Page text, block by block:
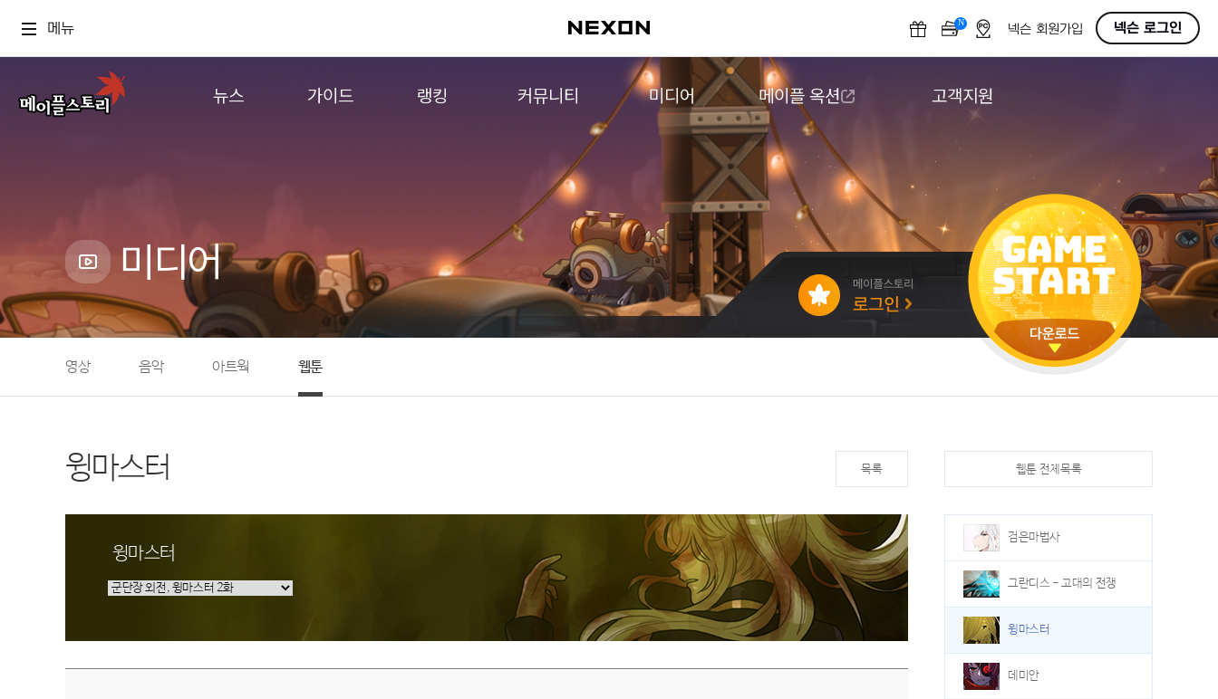
메뉴 N OFF넥슨 회원가입 넥슨 로그인
뉴스
메이플 알림판
with maple
가이드
추가정보
랭킹 커뮤니티
자유게시판
메이플 아트
메이플 코디
메이플스토리 파트너스
AI Style Finder
미니게임
커뮤니티 아카이브
미디어
아트웍
웹툰
메이플 옥션
메이플 옥션
고객지원
다운로드
도움말/1:1문의
버그악용/불법프로그램 신고
게임 접근성
미디어
영상 음악 아트웍 웹툰
윙마스터 목록
윙마스터
웹툰 전체목록
검은마법사
그란디스 - 고대의 전쟁
윙마스터
데미안